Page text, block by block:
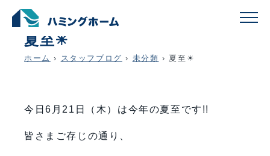
schedule
夏至☀
ホーム › スタッフブログ › 未分類 › 夏至☀
今日6月21日（木）は今年の夏至です!!
皆さまご存じの通り、